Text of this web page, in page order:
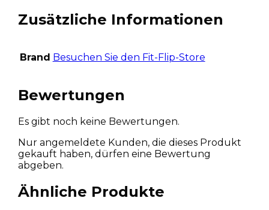
Zusätzliche Informationen
Brand Besuchen Sie den Fit-Flip-Store
Bewertungen
Es gibt noch keine Bewertungen.
Nur angemeldete Kunden, die dieses Produkt
gekauft haben, dürfen eine Bewertung
abgeben.
Ähnliche Produkte